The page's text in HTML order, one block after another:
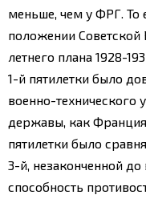
меньше, чем у ФРГ. То
положении
летнего плана 1928-
1-й пятилетки было
военно-технического
державы, как
пятилетки было
3-й, незаконченной
способность